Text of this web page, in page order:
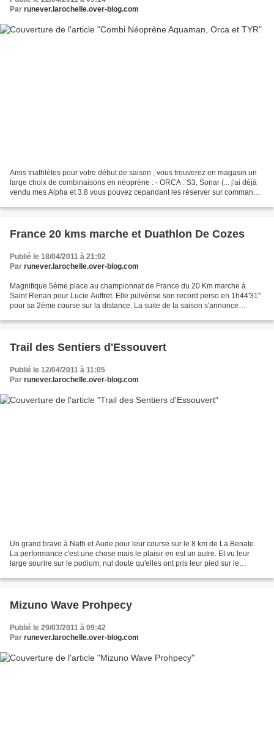
Par runever.larochelle.over-blog.com
Amis triathlètes pour votre début de saison , vous trouverez en magasin un
large choix de combinaisons en néoprène : - ORCA : S3, Sonar (... j'ai déjà
vendu mes Alpha et 3.8 vous pouvez cepandant les réserver sur commande)
France 20 kms marche et Duathlon De Cozes
Publié le 18/04/2011 à 21:02
Par runever.larochelle.over-blog.com
Magnifique 5ème place au championnat de France du 20 Km marche à
Saint Renan pour Lucie Auffret. Elle pulvérise son record perso en 1h44'31"
pour sa 2ème course sur la distance. La suite de la saison s'annonce
Trail des Sentiers d'Essouvert
Publié le 12/04/2011 à 11:05
Par runever.larochelle.over-blog.com
Un grand bravo à Nath et Aude pour leur course sur le 8 km de La Benate.
La performance c'est une chose mais le plaisir en est un autre. Et vu leur
large sourire sur le podium, nul doute qu'elles ont pris leur pied sur le
Mizuno Wave Prohpecy
Publié le 29/03/2011 à 09:42
Par runever.larochelle.over-blog.com